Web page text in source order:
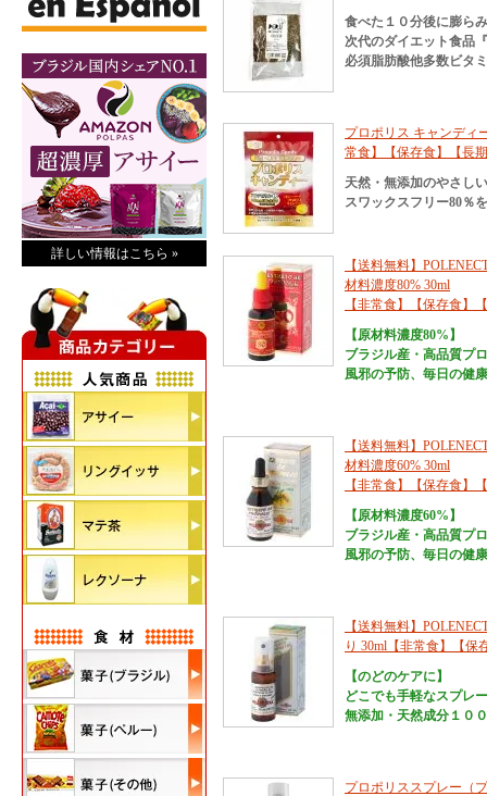
詳しい情報はこちら »
食べた１０分後に膨ら
次代のダイエット食品
必須脂肪酸他多数ビタ
プロポリス キャンディ
常食】【保存食】【長
天然・無添加のやさし
スワックスフリー80％
【送料無料】
材料濃度80% 30ml
【非常食】【保存食】
【原材料濃度80%】
ブラジル産・高品質プ
風邪の予防、毎日の健
【送料無料】
材料濃度60% 30ml
【非常食】【保存食】
【原材料濃度60%】
ブラジル産・高品質プ
風邪の予防、毎日の健
【送料無料】
り 30ml【非常食】【保
【のどのケアに】
どこでも手軽なスプレ
無添加・天然成分１０
プロポリススプレー（